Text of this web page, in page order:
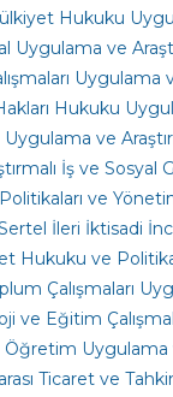
Hukuku
Uygulama ve
Uygulama
Hukuku
Uygulama ve
İş ve
ve
İleri İktisadi
Hukuku ve
Çalışmaları
ve Eğitim
Öğretim Uygulama
Ticaret ve